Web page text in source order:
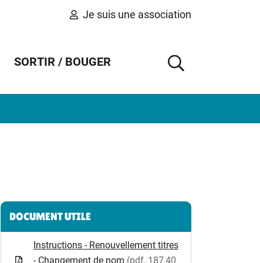
Je suis une association
SORTIR / BOUGER
AFFICHER
Informations complémentaires
DOCUMENT UTILE
Instructions - Renouvellement titres
- Changement de nom (pdf, 187,40